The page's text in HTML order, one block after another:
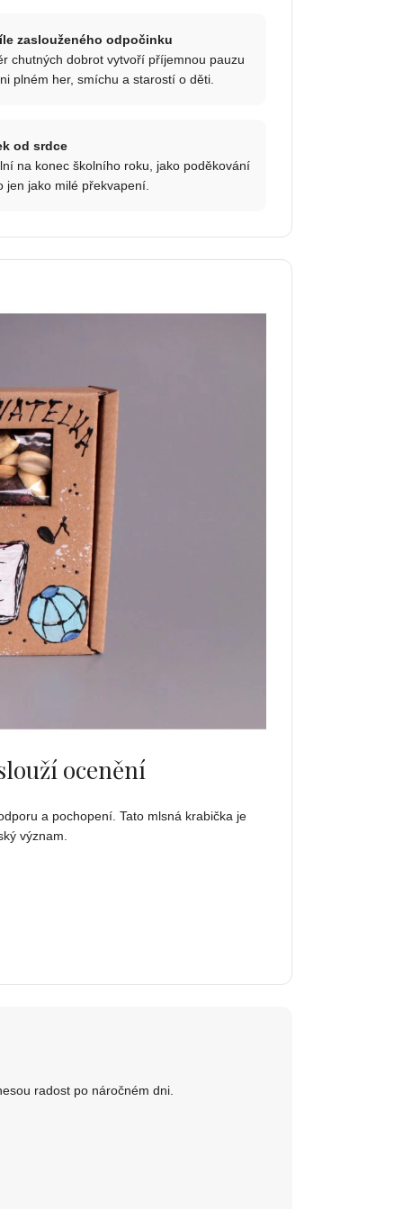
zaslouženého odpočinku
chutných dobrot vytvoří příjemnou pauzu
plném her, smíchu a starostí o děti.
od srdce
na konec školního roku, jako poděkování
jen jako milé překvapení.
ocenění
a pochopení. Tato mlsná krabička je
význam.
radost po náročném dni.